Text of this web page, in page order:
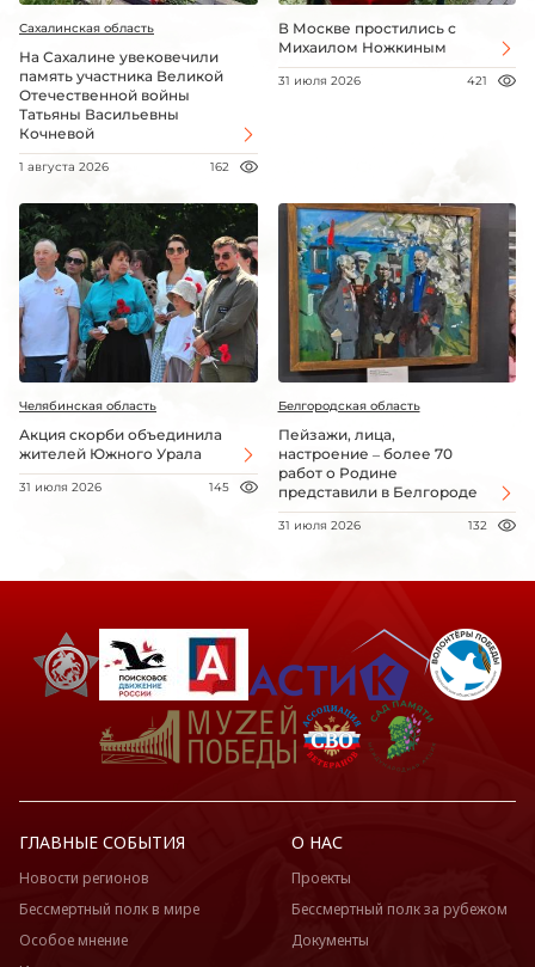
Сахалинская область
На Сахалине увековечили
память участника Великой
Отечественной войны
Татьяны Васильевны
Кочневой
1 августа 2026 162
В Москве простились с
Михаилом Ножкиным
31 июля 2026 421
Челябинская область
Акция скорби объединила
жителей Южного Урала
31 июля 2026 145
Белгородская область
Пейзажи, лица,
настроение – более 70
работ о Родине
представили в Белгороде
31 июля 2026 132
ГЛАВНЫЕ СОБЫТИЯ
Новости регионов
Бессмертный полк в мире
Особое мнение
О НАС
Проекты
Бессмертный полк за рубежом
Документы